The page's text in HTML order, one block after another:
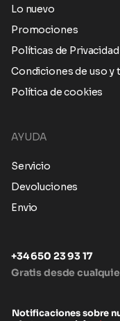
Lo nuevo
Promociones
Políticas de Privacidad
Condiciones de uso y
Política de cookies
AYUDA
Servicio
Devoluciones
Envio
+34 650 23 93 17
Gratis desde
Notificaciones sobre